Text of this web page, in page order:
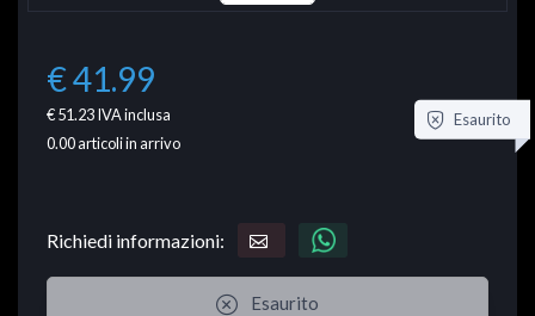
€ 41.99
€ 51.23IVA inclusa
0.00articoli in arrivo
Esaurito
Richiedi informazioni:
Esaurito